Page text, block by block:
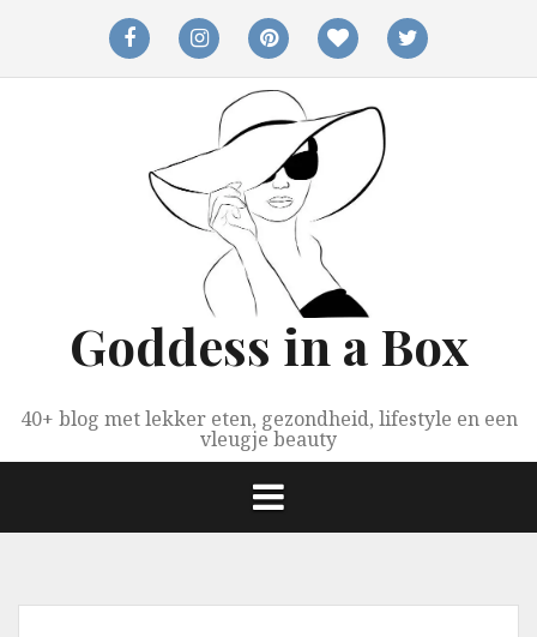
facebookinstagrampinterestbloglovintwitter
Goddess in a Box
40+ blog met lekker eten, gezondheid, lifestyle en een
vleugje beauty